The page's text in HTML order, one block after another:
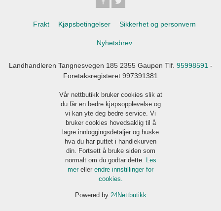
Frakt Kjøpsbetingelser Sikkerhet og personvern
Nyhetsbrev
Landhandleren Tangnesvegen 185 2355 Gaupen Tlf. 95998591-
Foretaksregisteret 997391381
Vår nettbutikk bruker cookies slik at
du får en bedre kjøpsopplevelse og
vi kan yte deg bedre service. Vi
bruker cookies hovedsaklig til å
lagre innloggingsdetaljer og huske
hva du har puttet i handlekurven
din. Fortsett å bruke siden som
normalt om du godtar dette.
Les
mer eller endre innstillinger for
cookies.
Powered by 24Nettbutikk